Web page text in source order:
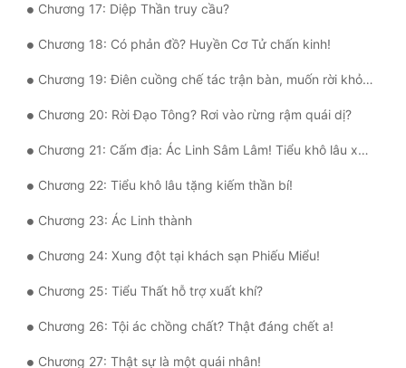
Chương 17: Diệp Thần truy cầu?
Chương 18: Có phản đồ? Huyền Cơ Tử chấn kinh!
Chương 19: Điên cuồng chế tác trận bàn, muốn rời khỏi Đạo Tông rồi?
Chương 20: Rời Đạo Tông? Rơi vào rừng rậm quái dị?
Chương 21: Cấm địa: Ác Linh Sâm Lâm! Tiểu khô lâu xuất hiện!
Chương 22: Tiểu khô lâu tặng kiếm thần bí!
Chương 23: Ác Linh thành
Chương 24: Xung đột tại khách sạn Phiếu Miểu!
Chương 25: Tiểu Thất hỗ trợ xuất khí?
Chương 26: Tội ác chồng chất? Thật đáng chết a!
Chương 27: Thật sự là một quái nhân!